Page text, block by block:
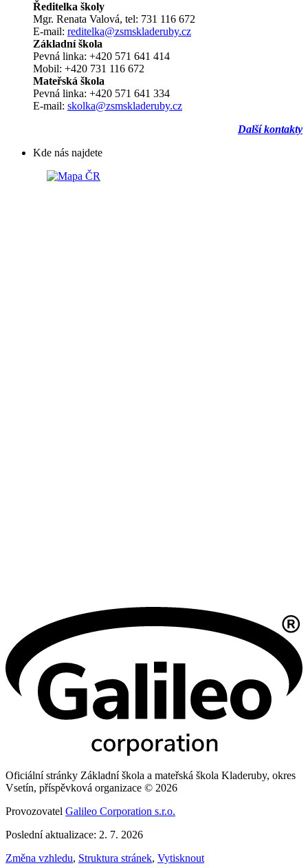
Ředitelka školy
Mgr. Renata Valová, tel: 731 116 672
E-mail: reditelka@zsmskladeruby.cz
Základní škola
Pevná linka: +420 571 641 414
Mobil: +420 731 116 672
Mateřská škola
Pevná linka: +420 571 641 334
E-mail: skolka@zsmskladeruby.cz
Další kontakty
Kde nás najdete
Oficiální stránky Základní škola a mateřská škola Kladeruby, okres
Vsetín, příspěvková organizace © 2026
Provozovatel Galileo Corporation s.r.o.
Poslední aktualizace: 2. 7. 2026
Změna vzhledu, Struktura stránek, Vytisknout